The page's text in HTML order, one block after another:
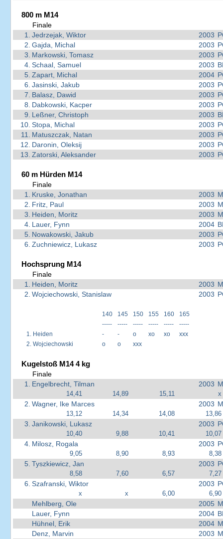
800 m M14
Finale
1.
Jedrzejak, Wiktor 2003
2. Gajda, Michal 2003
3. Markowski, Tomasz 2003
4. Schaal, Samuel 2003
5. Zapart, Michal 2004
6. Jasinski, Jakub 2003
7. Balasz, Dawid 2003
8. Dabkowski, Kacper 2003
9. Leßner, Christoph 2003
10. Stopa, Michal 2003
11.
Matuszczak, Natan 2003
12. Daronin, Oleksij 2003
13. Zatorski, Aleksander 2003
60 m Hürden M14
Finale
1.
Kruske, Jonathan 2003
2. Fritz, Paul 2003
3. Heiden, Moritz 2003
4. Lauer, Fynn 2004
5. Nowakowski, Jakub 2003
6. Zuchniewicz, Lukasz 2003
Hochsprung M14
Finale
1.
Heiden, Moritz 2003
2. Wojciechowski, Stanislaw 2003
140 145 150 155 160
165
-----
----- ----- ----- -----
-----
1. Heiden - - o xo xo
xxx
2. Wojciechowski o o xxx
Kugelstoß M14 4 kg
Finale
1.
Engelbrecht, Tilman 2003
14,41 14,89 15,11 x
2. Wagner, Ike Marces 2003
13,12 14,34 14,08 13,86
3. Janikowski, Lukasz 2003
10,40 9,88 10,41 10,07
4. Milosz, Rogala 2003
9,05 8,90 8,93 8,38
5. Tyszkiewicz, Jan 2003
8,58 7,60 6,57 7,27
6. Szafranski, Wiktor 2003
x x 6,00 6,90
Mehlberg, Ole 2005
Lauer, Fynn
2004
Hühnel, Erik
2004
Denz, Marvin
2003